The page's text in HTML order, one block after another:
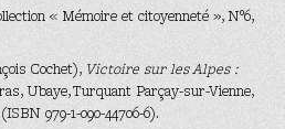
« Mémoire et citoyenneté », N°6,
Cochet), Victoire sur les Alpes :
Ubaye, Turquant Parçay-sur-Vienne,
979-1-090-44706-6).